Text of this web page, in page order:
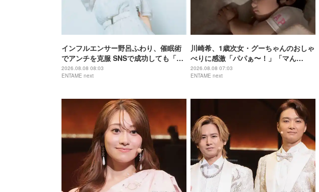
インフルエンサー野呂ふわり、催眠術
でアンチを克服 SNSで成功しても「全
部猫のため」21歳の素顔
2026.08.08 08:03
ENTAME next
川崎希、1歳次女・グーちゃんのおしゃ
べりに感激「パパぁ〜！」「マん
マ！」
2026.08.08 07:03
ENTAME next